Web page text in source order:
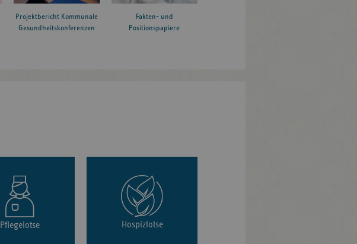
Projektbericht Kommunale
Gesundheitskonferenzen
Fakten- und
Positionspapiere
Pflegelotse Hospizlotse